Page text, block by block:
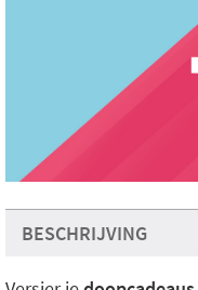
BESCHRIJVING